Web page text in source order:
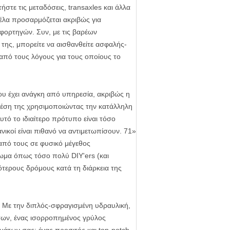
τις μεταδόσεις, transaxles και άλλα
προσαρμόζεται ακριβώς για
Συν, με τις βαρέων
μπορείτε να αισθανθείτε ασφαλής-
τους λόγους για τους οποίους το
έχει ανάγκη από υπηρεσία, ακριβώς η
της χρησιμοποιώντας την κατάλληλη
το ιδιαίτερο πρότυπο είναι τόσο
είναι πιθανό να αντιμετωπίσουν. 71»
τους σε φυσικό μέγεθος
όπως τόσο πολύ DIY'ers (και
δρόμους κατά τη διάρκεια της
την διπλός-σφραγισμένη υδραυλική,
ένας ισορροπημένος γρύλος